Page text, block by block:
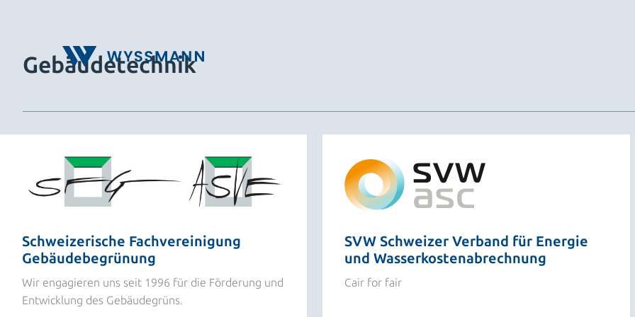
Gebäudetechnik
Schweizerische Fachvereinigung
Gebäudebegrünung
Wir engagieren uns seit 1996 für die Förderung und
Entwicklung des Gebäudegrüns.
SVW Schweizer Verband für Energie
und Wasserkostenabrechnung
Cair for fair